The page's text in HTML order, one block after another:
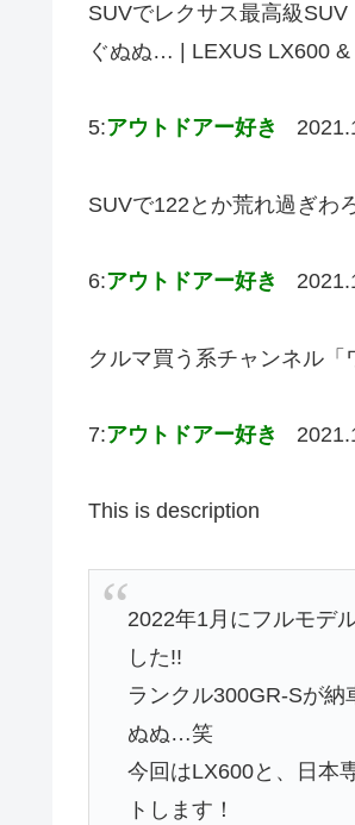
SUVでレクサス最高級
ぐぬぬ… | LEXUS LX600
5:アウトドアー好き
SUVで122とか荒れ過ぎわ
6:アウトドアー好き
クルマ買う系チャンネル
7:アウトドアー好き
This is description
2022年1月にフルモデ
した!!
ランクル300GR-Sが
ぬぬ…笑
今回はLX600と、日本
トします！